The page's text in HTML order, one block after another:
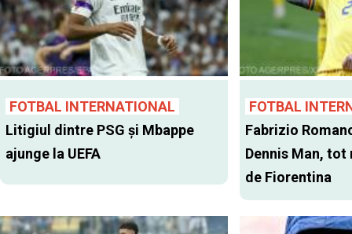
FOTBAL INTERNATIONAL
Litigiul dintre PSG şi Mbappe
ajunge la UEFA
FOTBAL
Fabrizio
Dennis Man, tot
de Fiorentina